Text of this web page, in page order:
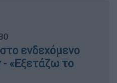
ενδεχόμενο
- «Εξετάζω το